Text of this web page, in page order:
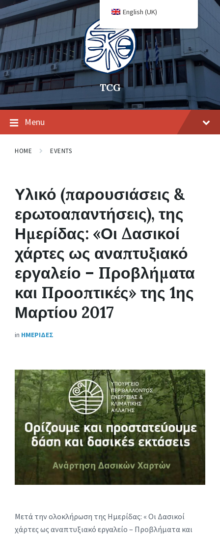
TCG
Menu
HOME EVENTS
Υλικό (παρουσιάσεις &
ερωτοαπαντήσεις), της
Ημερίδας: «Οι Δασικοί
χάρτες ως αναπτυξιακό
εργαλείο – Προβλήματα
και Προοπτικές» της 1ης
Μαρτίου 2017
in ΗΜΕΡΙΔΕΣ
Μετά την ολοκλήρωση της Ημερίδας: « Οι Δασικοί
χάρτες ως αναπτυξιακό εργαλείο – Προβλήματα και
English (UK)